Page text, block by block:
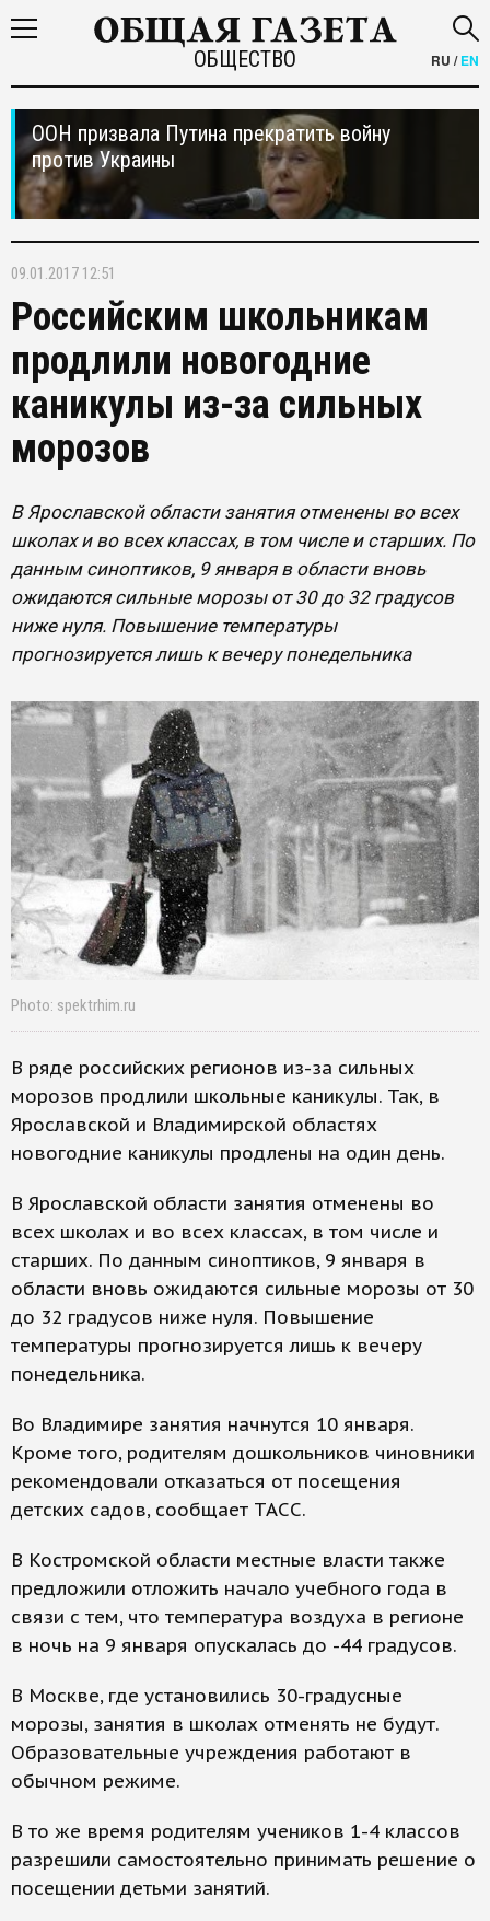
ОБЩЕСТВО RU /EN
ООН призвала Путина прекратить войну
против Украины
09.01.2017 12:51
Российским школьникам
продлили новогодние
каникулы из-за сильных
морозов
В Ярославской области занятия отменены во всех
школах и во всех классах, в том числе и старших. По
данным синоптиков, 9 января в области вновь
ожидаются сильные морозы от 30 до 32 градусов
ниже нуля. Повышение температуры
прогнозируется лишь к вечеру понедельника
Photo: spektrhim.ru
В ряде российских регионов из-за сильных
морозов продлили школьные каникулы. Так, в
Ярославской и Владимирской областях
новогодние каникулы продлены на один день.
В Ярославской области занятия отменены во
всех школах и во всех классах, в том числе и
старших. По данным синоптиков, 9 января в
области вновь ожидаются сильные морозы от 30
до 32 градусов ниже нуля. Повышение
температуры прогнозируется лишь к вечеру
понедельника.
Во Владимире занятия начнутся 10 января.
Кроме того, родителям дошкольников чиновники
рекомендовали отказаться от посещения
детских садов, сообщает ТАСС.
В Костромской области местные власти также
предложили отложить начало учебного года в
связи с тем, что температура воздуха в регионе
в ночь на 9 января опускалась до -44 градусов.
В Москве, где установились 30-градусные
морозы, занятия в школах отменять не будут.
Образовательные учреждения работают в
обычном режиме.
В то же время родителям учеников 1-4 классов
разрешили самостоятельно принимать решение о
посещении детьми занятий.